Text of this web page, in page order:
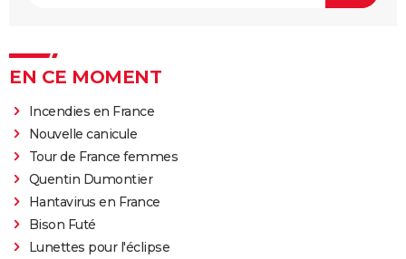
EN CE MOMENT
Incendies en France
Nouvelle canicule
Tour de France femmes
Quentin Dumontier
Hantavirus en France
Bison Futé
Lunettes pour l'éclipse